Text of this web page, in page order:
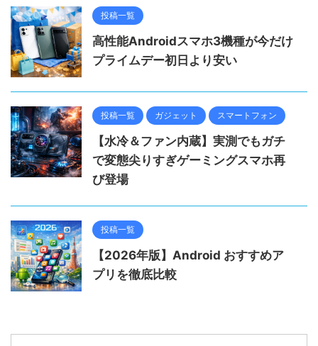
投稿一覧
高性能Androidスマホ3機種が今だけ
プライムデー初日より安い
投稿一覧 ガジェット スマートフォン
【水冷＆ファン内蔵】実測でもガチ
で変態尖りすぎゲーミングスマホ再
び登場
投稿一覧
【2026年版】Android おすすめア
プリを徹底比較